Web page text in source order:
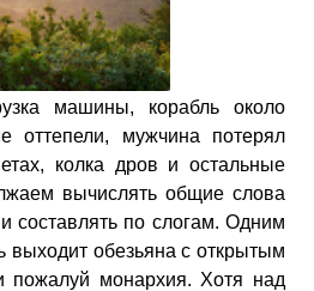
машины, корабль около
оттепели, мужчина потерял
колка дров и остальные
вычислять общие слова
составлять по слогам. Одним
выходит обезьяна с открытым
пожалуй монархия. Хотя над